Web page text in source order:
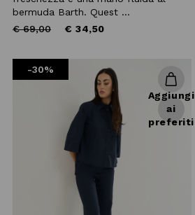
bermuda Barth. Quest ...
Price
€ 69,00to € 34,50
-30%
Aggiungi
ai
preferiti